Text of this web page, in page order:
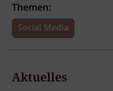
Themen:
Social Media
Aktuelles